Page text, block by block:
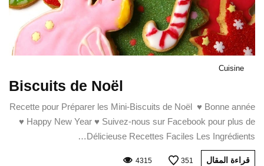
Cuisine
Biscuits de Noël
Recette pour Préparer les Mini-Biscuits de Noël ♥ Bonne année
♥ Happy New Year ♥ Suivez-nous sur Facebook pour plus de
Délicieuse Recettes Faciles Les Ingrédients…
قراءة المقال 351
4315